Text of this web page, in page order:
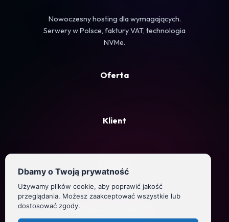
Nowoczesny hosting dla wymagających.
Serwery w Polsce, faktury VAT, technologia
NVMe.
Oferta
Klient
Firma
Regulamin
Polityka prywatności
Dbamy o Twoją prywatność
Używamy plików cookie, aby poprawić jakość
przeglądania. Możesz zaakceptować wszystkie lub
dostosować zgody.